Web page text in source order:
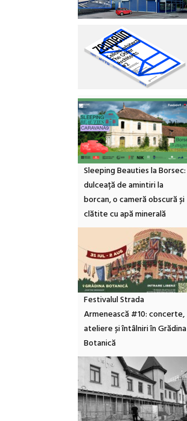
Sleeping Beauties la Borsec:
dulceață de amintiri la
borcan, o cameră obscură și
clătite cu apă minerală
Festivalul Strada
Armenească #10: concerte,
ateliere și întâlniri în Grădina
Botanică